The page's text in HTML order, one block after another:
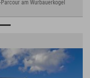
am Wurbauerkogel